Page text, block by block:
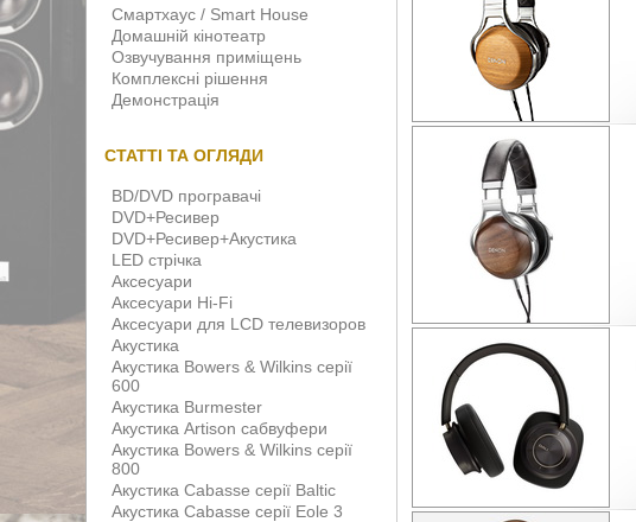
Смартхаус / Smart House
Домашній кінотеатр
Озвучування приміщень
Комплексні рішення
Демонстрація
СТАТТІ ТА ОГЛЯДИ
BD/DVD програвачі
DVD+Ресивер
DVD+Ресивер+Акустика
LED стрічка
Аксесуари
Аксесуари Hi-Fi
Аксесуари для LCD телевизоров
Акустика
Акустика Bowers & Wilkins серії
600
Акустика Burmester
Акустика Artison сабвуфери
Акустика Bowers & Wilkins серії
800
Акустика Cabasse серії Baltic
Акустика Cabasse серії Eole 3